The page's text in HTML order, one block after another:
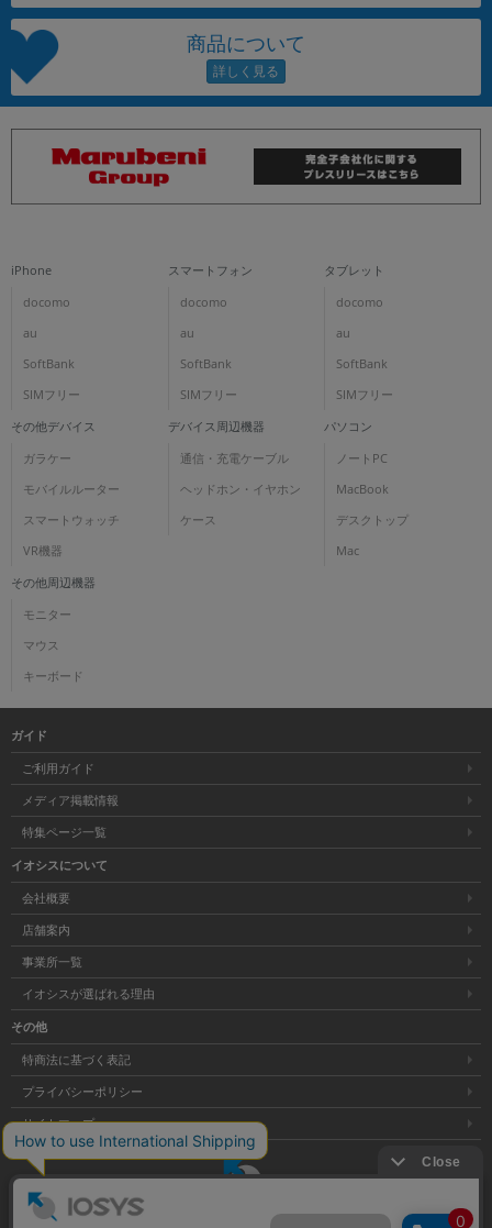
商品について
iPhone
docomo
au
SoftBank
SIMフリー
スマートフォン
docomo
au
SoftBank
SIMフリー
タブレット
docomo
au
SoftBank
SIMフリー
その他デバイス
ガラケー
モバイルルーター
スマートウォッチ
VR機器
デバイス周辺機器
通信・充電ケーブル
ヘッドホン・イヤホン
ケース
パソコン
ノートPC
MacBook
デスクトップ
Mac
その他周辺機器
モニター
マウス
キーボード
ガイド
ご利用ガイド
メディア掲載情報
特集ページ一覧
イオシスについて
会社概要
店舗案内
事業所一覧
イオシスが選ばれる理由
その他
特商法に基づく表記
プライバシーポリシー
サイトマップ